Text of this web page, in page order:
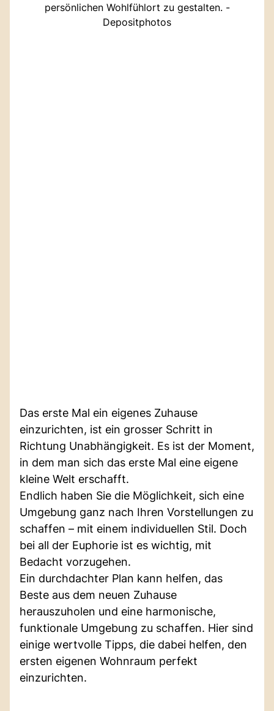
persönlichen Wohlfühlort zu gestalten. -
Depositphotos
Das erste Mal ein eigenes Zuhause
einzurichten, ist ein grosser Schritt in
Richtung Unabhängigkeit. Es ist der Moment,
in dem man sich das erste Mal eine eigene
kleine Welt erschafft.
Endlich haben Sie die Möglichkeit, sich eine
Umgebung ganz nach Ihren Vorstellungen zu
schaffen – mit einem individuellen Stil. Doch
bei all der Euphorie ist es wichtig, mit
Bedacht vorzugehen.
Ein durchdachter Plan kann helfen, das
Beste aus dem neuen Zuhause
herauszuholen und eine harmonische,
funktionale Umgebung zu schaffen. Hier sind
einige wertvolle Tipps, die dabei helfen, den
ersten eigenen Wohnraum perfekt
einzurichten.